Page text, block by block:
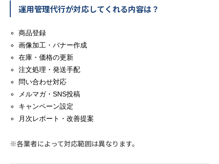
運用管理代行が対応してくれる内容は？
商品登録
画像加工・バナー作成
在庫・価格の更新
注文処理・発送手配
問い合わせ対応
メルマガ・SNS投稿
キャンペーン設定
月次レポート・改善提案
※各業者によって対応範囲は異なります。